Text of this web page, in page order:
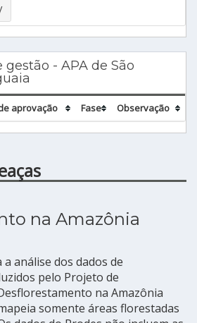
- APA de São
aprovação Fase Observação
na Amazônia
análise dos dados de
pelo Projeto de
na Amazônia
somente áreas florestadas